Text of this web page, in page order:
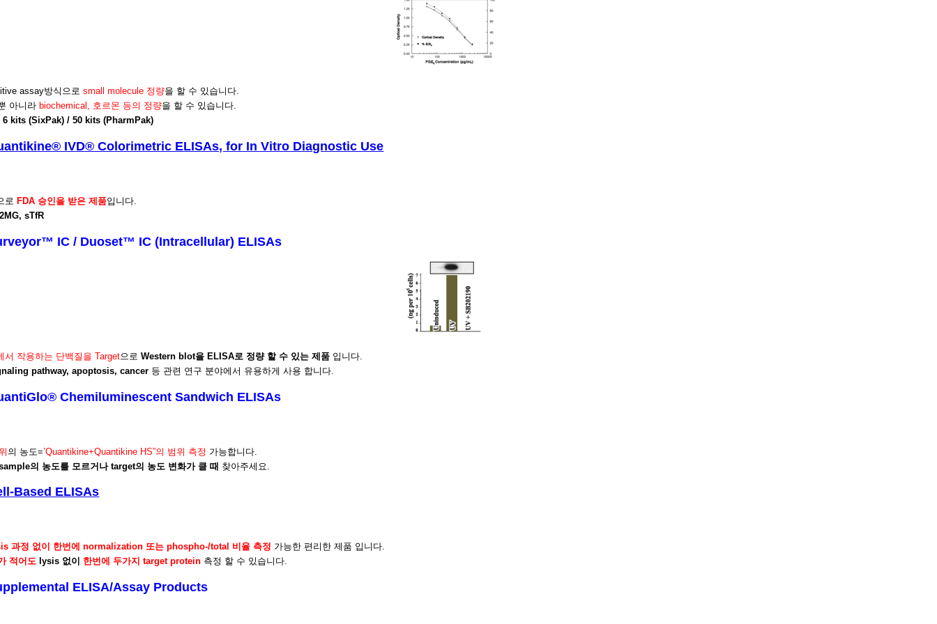
assay방식으로 small molecule 정량을 할 수 있습니다.
아니라 biochemical, 호르몬 등의 정량을 할 수 있습니다.
6 kits (SixPak) / 50 kits (PharmPak)
IVD® Colorimetric ELISAs, for In Vitro Diagnostic Use
로 FDA 승인을 받은 제품입니다.
sTfR
IC / Duoset™ IC (Intracellular) ELISAs
서 작용하는 단백질을 Target으로Western blot을 ELISA로 정량 할 수 있는 제품 입니다.
pathway, apoptosis, cancer 등 관련 연구 분야에서 유용하게 사용 합니다.
Chemiluminescent Sandwich ELISAs
의 농도=’Quantikine+Quantikine HS”의 범위 측정 가능합니다.
의 농도를 모르거나 target의 농도 변화가 클 때 찾아주세요.
Based ELISAs
과정 없이 한번에 normalization 또는 phospho-/total 비율 측정 가능한 편리한 제품 입니다.
적어도 lysis 없이 한번에 두가지 target protein 측정 할 수 있습니다.
ELISA/Assay Products